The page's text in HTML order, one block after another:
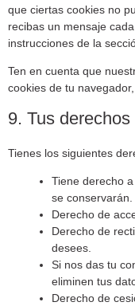
que ciertas cookies no
recibas un mensaje
instrucciones de la
Ten en cuenta que
cookies de tu
9. Tus
Tienes los siguientes
Tiene derecho
se conservarán.
Derecho de
Derecho de
desees.
Si nos das tu
eliminen tus
Derecho de